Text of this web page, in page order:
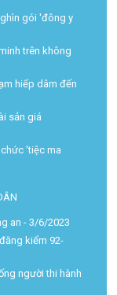
gói 'đông y
trên không
hiếp dâm đến
sản giá
'tiệc ma
an - 3/6/2023
kiểm 92-
người thi hành